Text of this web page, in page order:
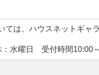
ては、ハウスネットギャ
水曜日 受付時間10:00